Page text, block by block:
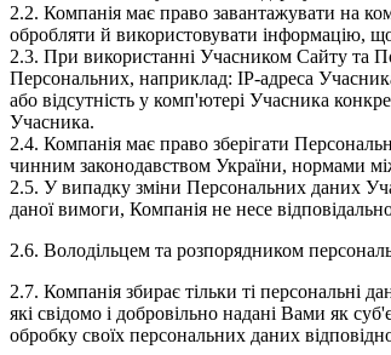
2.2. Компанія має право завантажувати на
обробляти й використовувати інформацію,
2.3. При використанні Учасником Сайту та
Персональних, наприклад: IP-адреса
або відсутність у комп'ютері Учасника
Учасника.
2.4. Компанія має право зберігати
чинним законодавством України, нормами
2.5. У випадку зміни Персональних даних
даної вимоги, Компанія не несе
2.6. Володільцем та розпорядником
2.7. Компанія збирає тільки ті персональні
які свідомо і добровільно надані Вами як
обробку своїх персональних даних